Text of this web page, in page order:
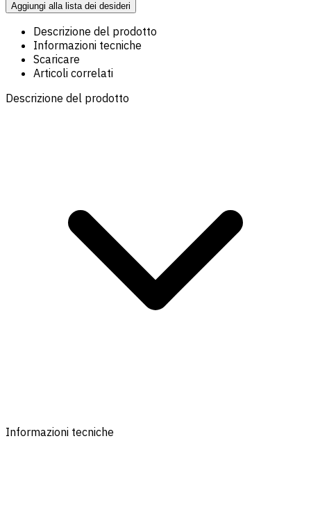
Aggiungi alla lista dei desideri
Descrizione del prodotto
Informazioni tecniche
Scaricare
Articoli correlati
Descrizione del prodotto
Informazioni tecniche